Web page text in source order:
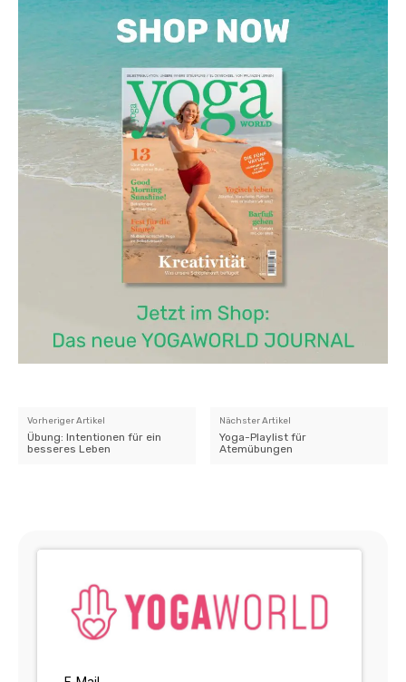
Vorheriger Artikel
Übung: Intentionen für ein
besseres Leben
Nächster Artikel
Yoga-Playlist für
Atemübungen